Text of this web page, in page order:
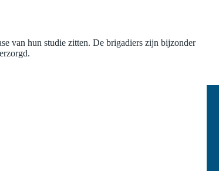
van hun studie zitten. De brigadiers zijn bijzonder